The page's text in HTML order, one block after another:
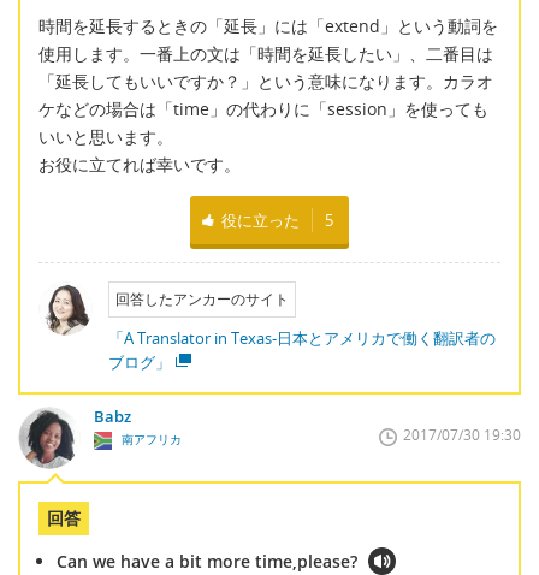
時間を延長するときの「延長」には「extend」という動詞を
使用します。一番上の文は「時間を延長したい」、二番目は
「延長してもいいですか？」という意味になります。カラオ
ケなどの場合は「time」の代わりに「session」を使っても
いいと思います。
お役に立てれば幸いです。
役に立った 5
回答したアンカーのサイト
「A Translator in Texas-日本とアメリカで働く翻訳者の
ブログ」
Babz
南アフリカ 2017/07/30 19:30
回答
Can we have a bit more time,please?